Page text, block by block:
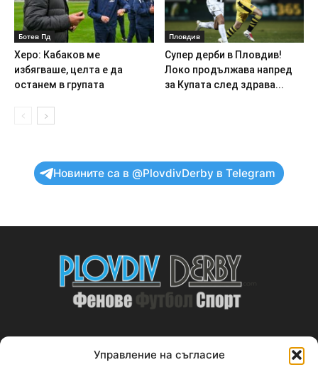
Управление на съгласие
Ботев Пд
Херо: Кабаков ме
избягваше, целта е да
останем в групата
Пловдив
Супер дерби в Пловдив!
Локо продължава напред
за Купата след здрава...
Новините са в @PlovdivDerby в Telegram
ABOUT US